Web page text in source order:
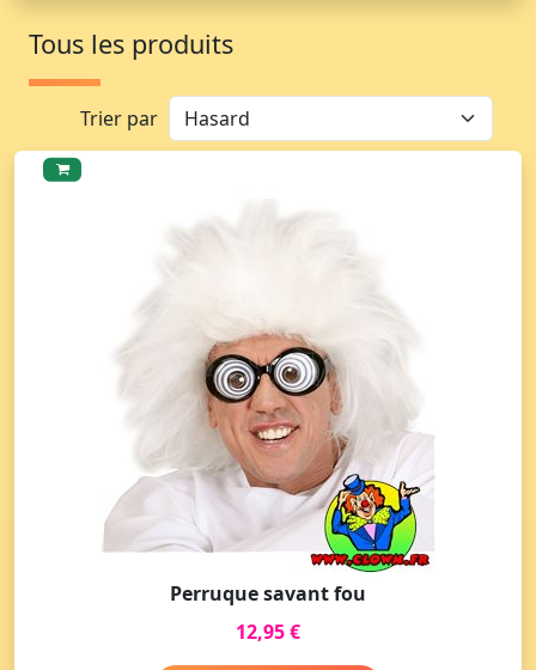
Tous les produits
Trier par
Perruque savant fou
12,95 €